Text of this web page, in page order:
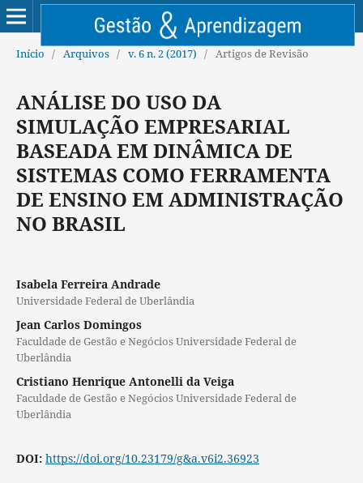
Início / Arquivos / v. 6 n. 2 (2017) / Artigos de Revisão
ANÁLISE DO USO DA
SIMULAÇÃO EMPRESARIAL
BASEADA EM DINÂMICA DE
SISTEMAS COMO FERRAMENTA
DE ENSINO EM ADMINISTRAÇÃO
NO BRASIL
Isabela Ferreira Andrade
Universidade Federal de Uberlândia
Jean Carlos Domingos
Faculdade de Gestão e Negócios Universidade Federal de
Uberlândia
Cristiano Henrique Antonelli da Veiga
Faculdade de Gestão e Negócios Universidade Federal de
Uberlândia
DOI: https://doi.org/10.23179/g&a.v6i2.36923